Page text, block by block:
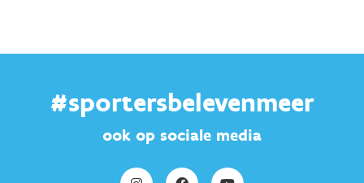
#sportersbelevenmeer
ook op sociale media